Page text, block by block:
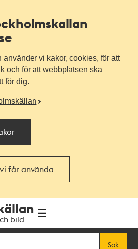
använder vi kakor, cookies, för att
och för att webbplatsen ska
för dig.
får använda
bild
Sök